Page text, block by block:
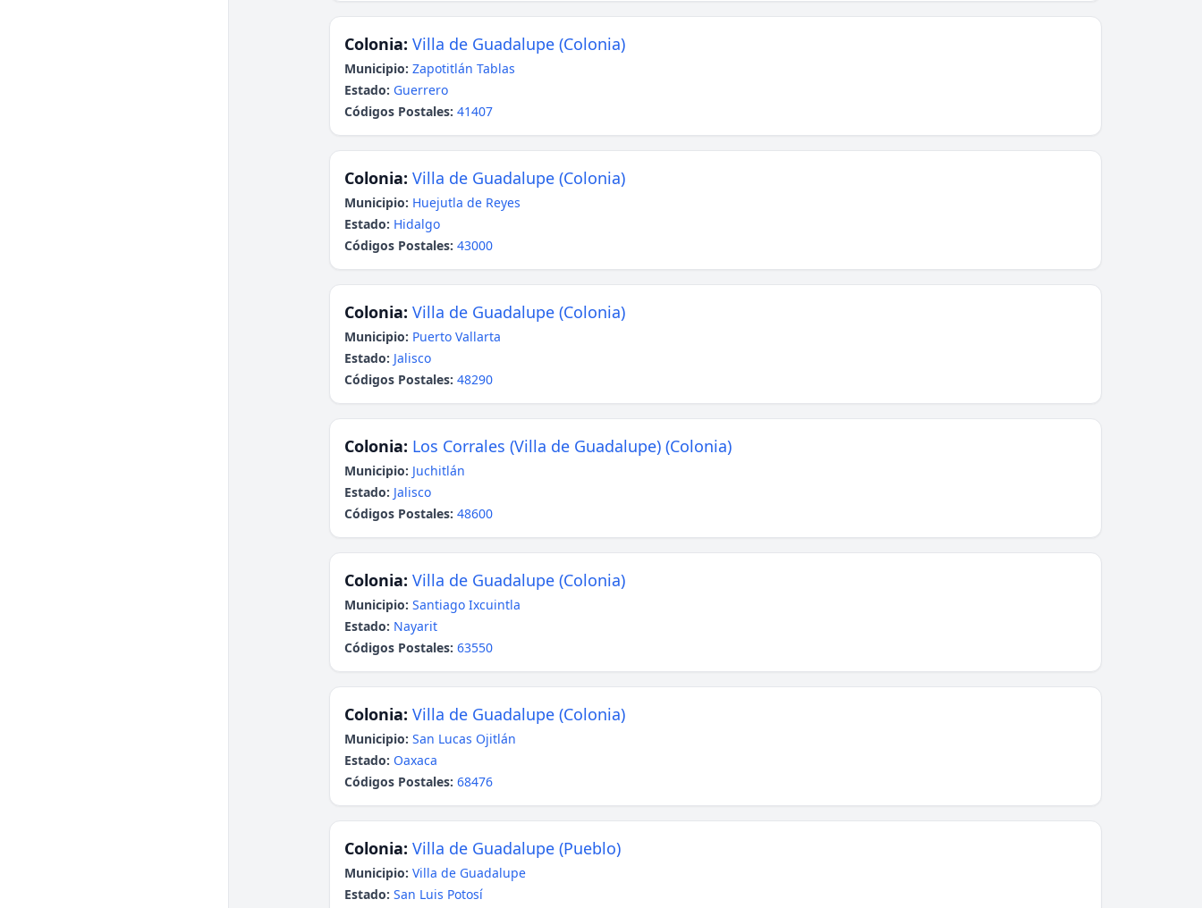
Colonia: Villa de Guadalupe (Colonia)
Municipio: Zapotitlán Tablas
Estado: Guerrero
Códigos Postales: 41407
Colonia: Villa de Guadalupe (Colonia)
Municipio: Huejutla de Reyes
Estado: Hidalgo
Códigos Postales: 43000
Colonia: Villa de Guadalupe (Colonia)
Municipio: Puerto Vallarta
Estado: Jalisco
Códigos Postales: 48290
Colonia: Los Corrales (Villa de Guadalupe) (Colonia)
Municipio: Juchitlán
Estado: Jalisco
Códigos Postales: 48600
Colonia: Villa de Guadalupe (Colonia)
Municipio: Santiago Ixcuintla
Estado: Nayarit
Códigos Postales: 63550
Colonia: Villa de Guadalupe (Colonia)
Municipio: San Lucas Ojitlán
Estado: Oaxaca
Códigos Postales: 68476
Colonia: Villa de Guadalupe (Pueblo)
Municipio: Villa de Guadalupe
Estado: San Luis Potosí